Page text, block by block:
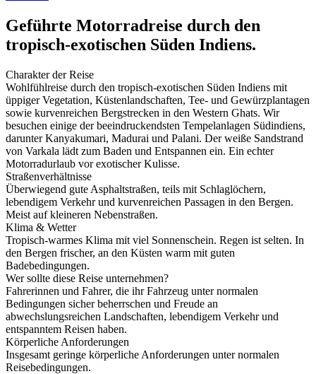
Geführte Motorradreise durch den
tropisch-exotischen Süden Indiens.
Charakter der Reise
Wohlfühlreise durch den tropisch-exotischen Süden Indiens mit
üppiger Vegetation, Küstenlandschaften, Tee- und Gewürzplantagen
sowie kurvenreichen Bergstrecken in den Western Ghats. Wir
besuchen einige der beeindruckendsten Tempelanlagen Südindiens,
darunter Kanyakumari, Madurai und Palani. Der weiße Sandstrand
von Varkala lädt zum Baden und Entspannen ein. Ein echter
Motorradurlaub vor exotischer Kulisse.
Straßenverhältnisse
Überwiegend gute Asphaltstraßen, teils mit Schlaglöchern,
lebendigem Verkehr und kurvenreichen Passagen in den Bergen.
Meist auf kleineren Nebenstraßen.
Klima & Wetter
Tropisch-warmes Klima mit viel Sonnenschein. Regen ist selten. In
den Bergen frischer, an den Küsten warm mit guten
Badebedingungen.
Wer sollte diese Reise unternehmen?
Fahrerinnen und Fahrer, die ihr Fahrzeug unter normalen
Bedingungen sicher beherrschen und Freude an
abwechslungsreichen Landschaften, lebendigem Verkehr und
entspanntem Reisen haben.
Körperliche Anforderungen
Insgesamt geringe körperliche Anforderungen unter normalen
Reisebedingungen.